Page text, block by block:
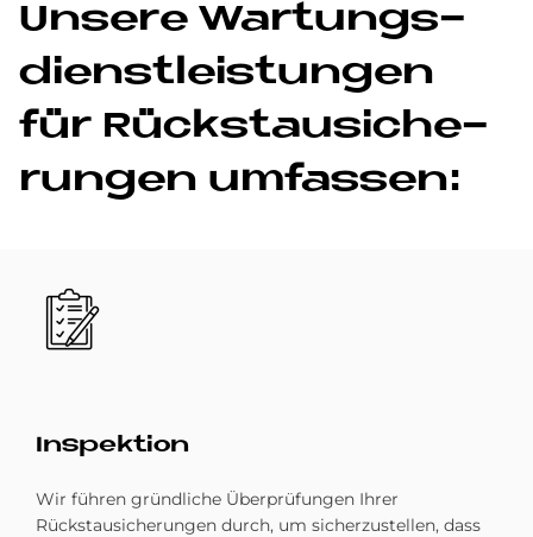
Un­se­re War­tungs­
dienst­lei­stun­gen
für Rück­stau­si­che­
run­gen um­fas­sen:
Bild
In­spek­ti­on
Wir führen gründliche Überprüfungen Ihrer
Rückstausicherungen durch, um sicherzustellen, dass